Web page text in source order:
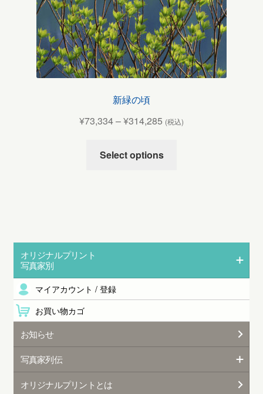
新緑の頃
¥73,334–¥314,285 (税込)
Select options
オリジナルプリント
写真家別
マイアカウント / 登録
お買い物カゴ
お知らせ
写真家列伝
オリジナルプリントとは